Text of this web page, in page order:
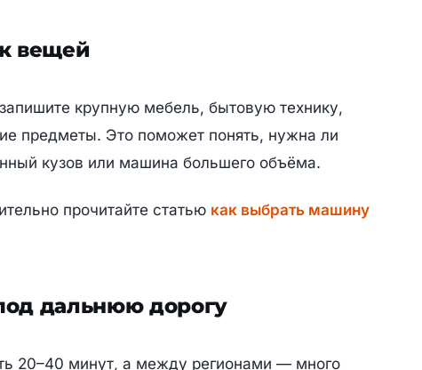
333-32-81
Быстрый заказ
вещей
крупную мебель, бытовую технику,
предметы. Это поможет понять, нужна ли
кузов или машина большего объёма.
прочитайте статью как выбрать машину
дальнюю дорогу
20–40 минут, а между регионами — много
на обработку персональных данных
заявки и обратной связи.
на серверы в РФ находится в разработке.
не использовать форму и позвонить
клиентов